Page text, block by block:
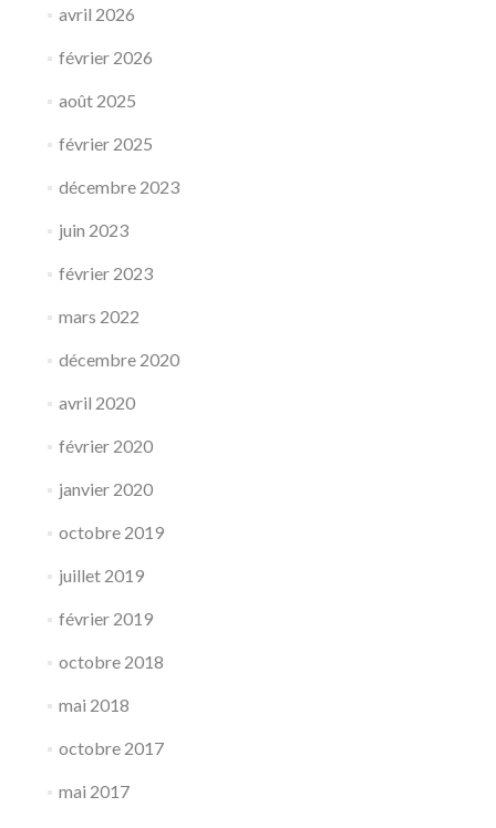
avril 2026
février 2026
août 2025
février 2025
décembre 2023
juin 2023
février 2023
mars 2022
décembre 2020
avril 2020
février 2020
janvier 2020
octobre 2019
juillet 2019
février 2019
octobre 2018
mai 2018
octobre 2017
mai 2017